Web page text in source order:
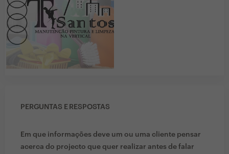
PERGUNTAS E RESPOSTAS
Em que informações deve um ou uma cliente pensar
acerca do projecto que quer realizar antes de falar